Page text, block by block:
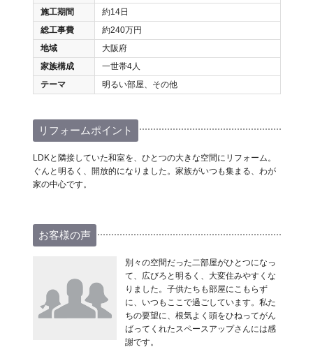
施工期間
約14日
総工事費
約240万円
地域
大阪府
家族構成
一世帯4人
テーマ
明るい部屋、その他
リフォームポイント
LDKと隣接していた和室を、ひとつの大きな空間にリフォーム。
ぐんと明るく、開放的になりました。家族がいつも集まる、わが
家の中心です。
お客様の声
別々の空間だった二部屋がひとつになっ
て、広びろと明るく、大変住みやすくな
りました。子供たちも部屋にこもらず
に、いつもここで過ごしています。私た
ちの要望に、根気よく頭をひねってがん
ばってくれたスペースアップさんには感
謝です。